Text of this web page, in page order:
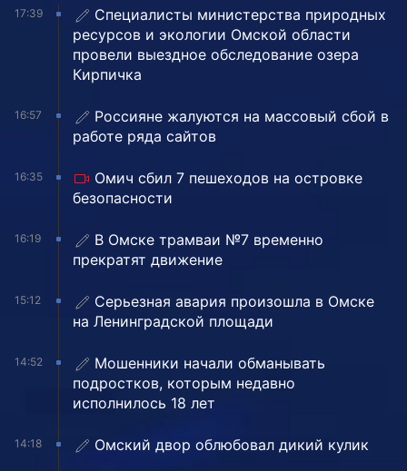
17:39
Специалисты министерства природных
ресурсов и экологии Омской области
провели выездное обследование озера
Кирпичка
16:57
Россияне жалуются на массовый сбой в
работе ряда сайтов
16:35
Омич сбил 7 пешеходов на островке
безопасности
16:19
В Омске трамваи №7 временно
прекратят движение
15:12
Серьезная авария произошла в Омске
на Ленинградской площади
14:52
Мошенники начали обманывать
подростков, которым недавно
исполнилось 18 лет
14:18 Омский двор облюбовал дикий кулик